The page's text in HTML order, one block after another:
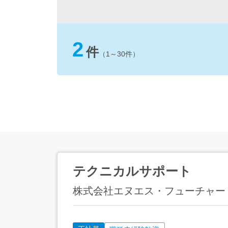
2 件（1～30件）
テクニカルサポート
株式会社エヌエス・フューチャー